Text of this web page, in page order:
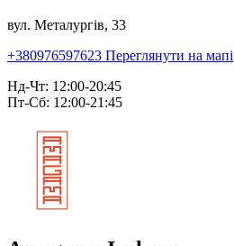
вул. Металургів, 33
+380976597623 Переглянути на мапі
Нд-Чт: 12:00-20:45
Пт-Сб: 12:00-21:45